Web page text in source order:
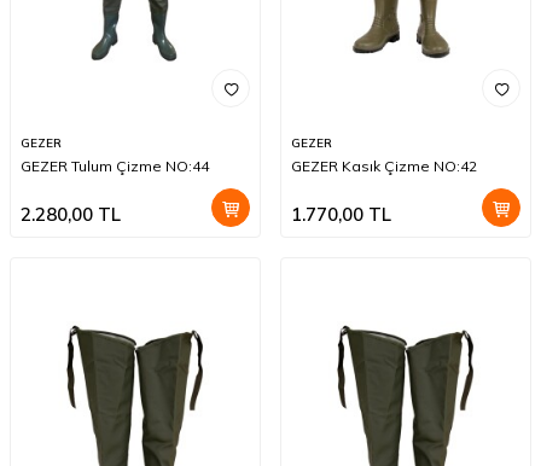
GEZER
GEZER Tulum Çizme NO:44
2.280,00 TL
GEZER
GEZER Kasık Çizme NO:42
1.770,00 TL